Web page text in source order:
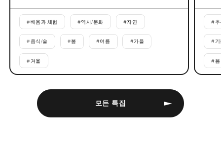
모든 특집
#배움과 체험 #역사/문화 #자연
#음식/술 #봄 #여름 #가을
# 겨울
#
#
#봄